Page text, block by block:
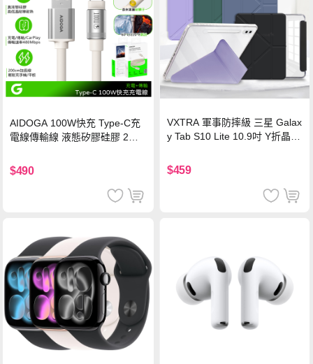
AIDOGA 100W快充 Type-C充
電線傳輸線 液態矽膠硅膠 2M
$490
VXTRA 軍事防摔級 三星 Galax
y Tab S10 Lite 10.9吋 Y折晶透
$459